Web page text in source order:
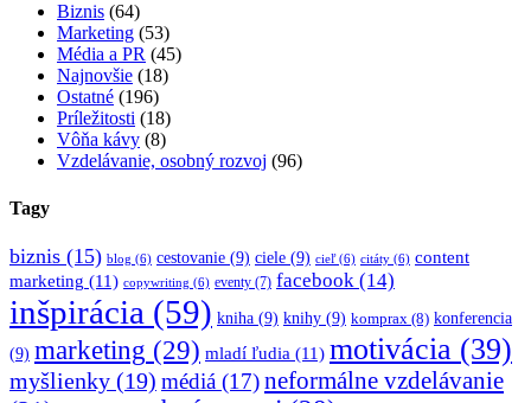
Biznis (64)
Marketing (53)
Média a PR (45)
Najnovšie (18)
Ostatné (196)
Príležitosti (18)
Vôňa kávy (8)
Vzdelávanie, osobný rozvoj (96)
Tagy
biznis (15) blog (6) cestovanie (9) ciele (9) cieľ(6) citáty (6) content
marketing (11) copywriting (6) eventy (7) facebook (14)
inšpirácia (59) kniha (9) knihy (9) komprax (8) konferencia
(9) marketing (29) mladí ľudia (11) motivácia (39)
myšlienky (19) médiá (17)neformálne vzdelávanie